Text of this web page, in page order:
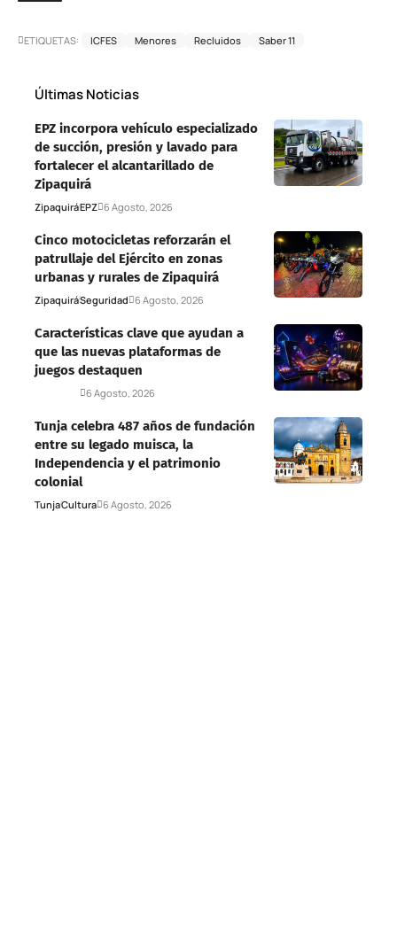
ETIQUETAS: ICFES Menores Recluidos Saber 11
Últimas Noticias
EPZ incorpora vehículo especializado
de succión, presión y lavado para
fortalecer el alcantarillado de
Zipaquirá
ZipaquiráEPZ 6 Agosto, 2026
Cinco motocicletas reforzarán el
patrullaje del Ejército en zonas
urbanas y rurales de Zipaquirá
ZipaquiráSeguridad 6 Agosto, 2026
Características clave que ayudan a
que las nuevas plataformas de
juegos destaquen
6 Agosto, 2026
Tunja celebra 487 años de fundación
entre su legado muisca, la
Independencia y el patrimonio
colonial
TunjaCultura 6 Agosto, 2026